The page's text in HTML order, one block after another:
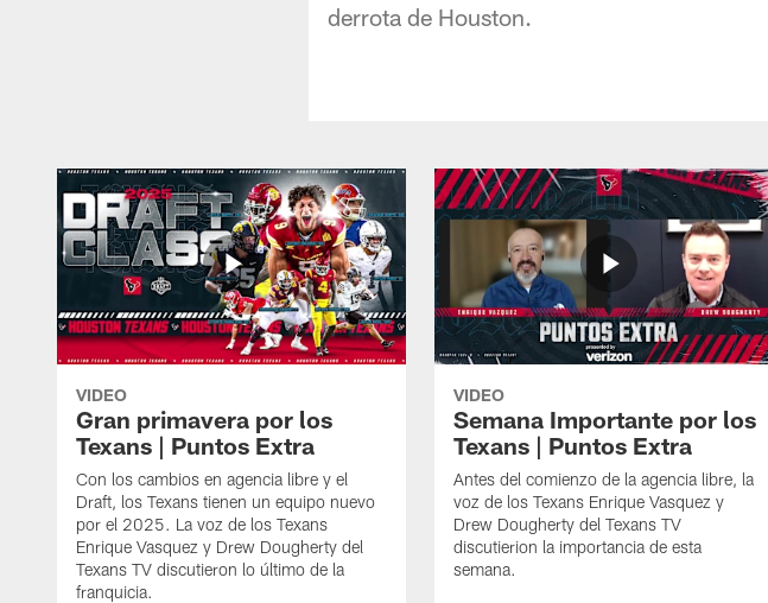
derrota de Houston.
VIDEO
Gran primavera por los
Texans | Puntos Extra
Con los cambios en agencia libre y el
Draft, los Texans tienen un equipo nuevo
por el 2025. La voz de los Texans
Enrique Vasquez y Drew Dougherty del
Texans TV discutieron lo último de la
franquicia.
VIDEO
Semana Importante por los
Texans | Puntos Extra
Antes del comienzo de la agencia libre, la
voz de los Texans Enrique Vasquez y
Drew Dougherty del Texans TV
discutierion la importancia de esta
semana.